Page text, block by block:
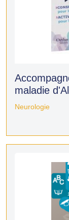
maladie
Neurologie